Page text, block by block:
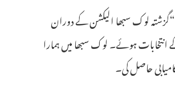
“گزشتہ لوک سبھا الیکشن کے دوران
انتخابات ہوئے۔ لوک سبھا میں ہمارا
حاصل کی۔